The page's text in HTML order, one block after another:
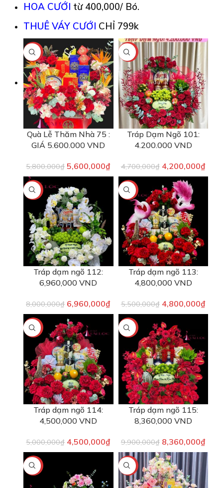
HOA CƯỚI từ 400,000/ Bó.
THUÊ VÁY CƯỚI CHỈ 799k
-3%
Quà Lễ Thăm Nhà 75 :
GIÁ 5.600.000 VND
5,800,000₫ 5,600,000₫
-11%
Tráp Dạm Ngõ 101:
4.200.000 VND
4,700,000₫ 4,200,000₫
-13%
Tráp dạm ngõ 112:
6,960,000 VND
8,000,000₫ 6,960,000₫
-13%
Tráp dạm ngõ 113:
4,800,000 VND
5,500,000₫ 4,800,000₫
-10%
Tráp dạm ngõ 114:
4,500,000 VND
5,000,000₫ 4,500,000₫
-16%
Tráp dạm ngõ 115:
8,360,000 VND
9,900,000₫ 8,360,000₫
-10% -6%